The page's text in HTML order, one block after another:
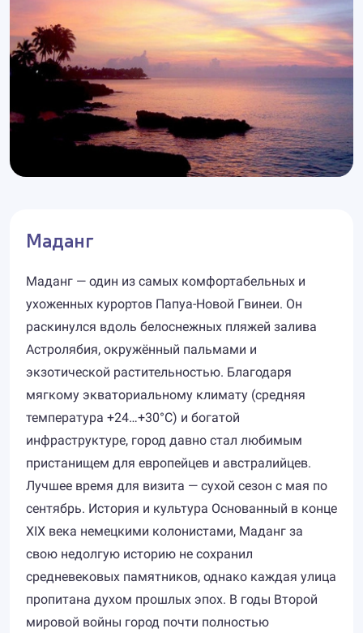
Маданг
Маданг — один из самых комфортабельных и
ухоженных курортов Папуа-Новой Гвинеи. Он
раскинулся вдоль белоснежных пляжей залива
Астролябия, окружённый пальмами и
экзотической растительностью. Благодаря
мягкому экваториальному климату (средняя
температура +24…+30°C) и богатой
инфраструктуре, город давно стал любимым
пристанищем для европейцев и австралийцев.
Лучшее время для визита — сухой сезон с мая по
сентябрь. История и культура Основанный в конце
XIX века немецкими колонистами, Маданг за
свою недолгую историю не сохранил
средневековых памятников, однако каждая улица
пропитана духом прошлых эпох. В годы Второй
мировой войны город почти полностью